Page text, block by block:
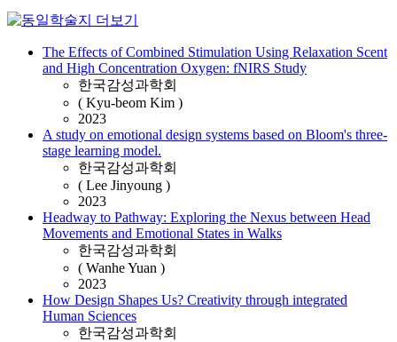
The Effects of Combined Stimulation Using Relaxation Scent
and High Concentration Oxygen: fNIRS Study
한국감성과학회
( Kyu-beom Kim )
2023
A study on emotional design systems based on Bloom's three-
stage learning model.
한국감성과학회
( Lee Jinyoung )
2023
Headway to Pathway: Exploring the Nexus between Head
Movements and Emotional States in Walks
한국감성과학회
( Wanhe Yuan )
2023
How Design Shapes Us? Creativity through integrated
Human Sciences
한국감성과학회